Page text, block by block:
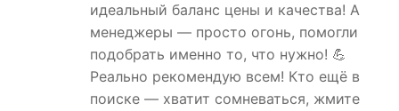
идеальный баланс цены и качества! А
менеджеры — просто огонь, помогли
подобрать именно то, что нужно! 💪
Реально рекомендую всем! Кто ещё в
поиске — хватит сомневаться, жмите